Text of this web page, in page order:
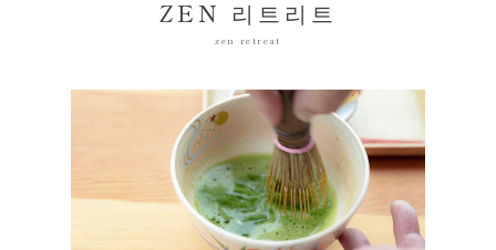
ZEN 리트리트
zen retreat